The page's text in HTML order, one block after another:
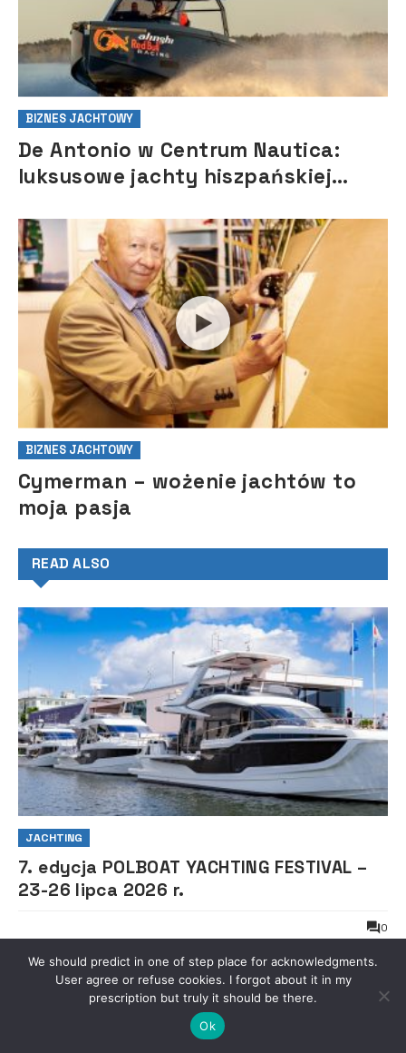
BIZNES JACHTOWY
De Antonio w Centrum Nautica:
luksusowe jachty hiszpańskiej
BIZNES JACHTOWY
Cymerman – wożenie jachtów to
moja pasja
READ ALSO
JACHTING
7. edycja POLBOAT YACHTING FESTIVAL –
23-26 lipca 2026 r.
0
We should predict in one of step place for acknowledgments.
User agree or refuse cookies. I forgot about it in my
prescription but truly it should be there.
Ok